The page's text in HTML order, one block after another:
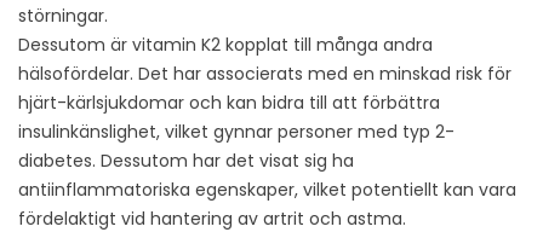
störningar.
Dessutom är vitamin K2 kopplat till många andra
hälsofördelar. Det har associerats med en minskad risk för
hjärt-kärlsjukdomar och kan bidra till att förbättra
insulinkänslighet, vilket gynnar personer med typ 2-
diabetes. Dessutom har det visat sig ha
antiinflammatoriska egenskaper, vilket potentiellt kan vara
fördelaktigt vid hantering av artrit och astma.